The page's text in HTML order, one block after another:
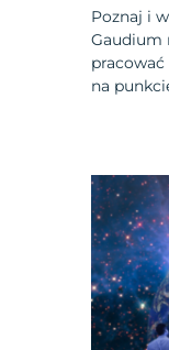
Poznaj i
Gaudium
pracować
na